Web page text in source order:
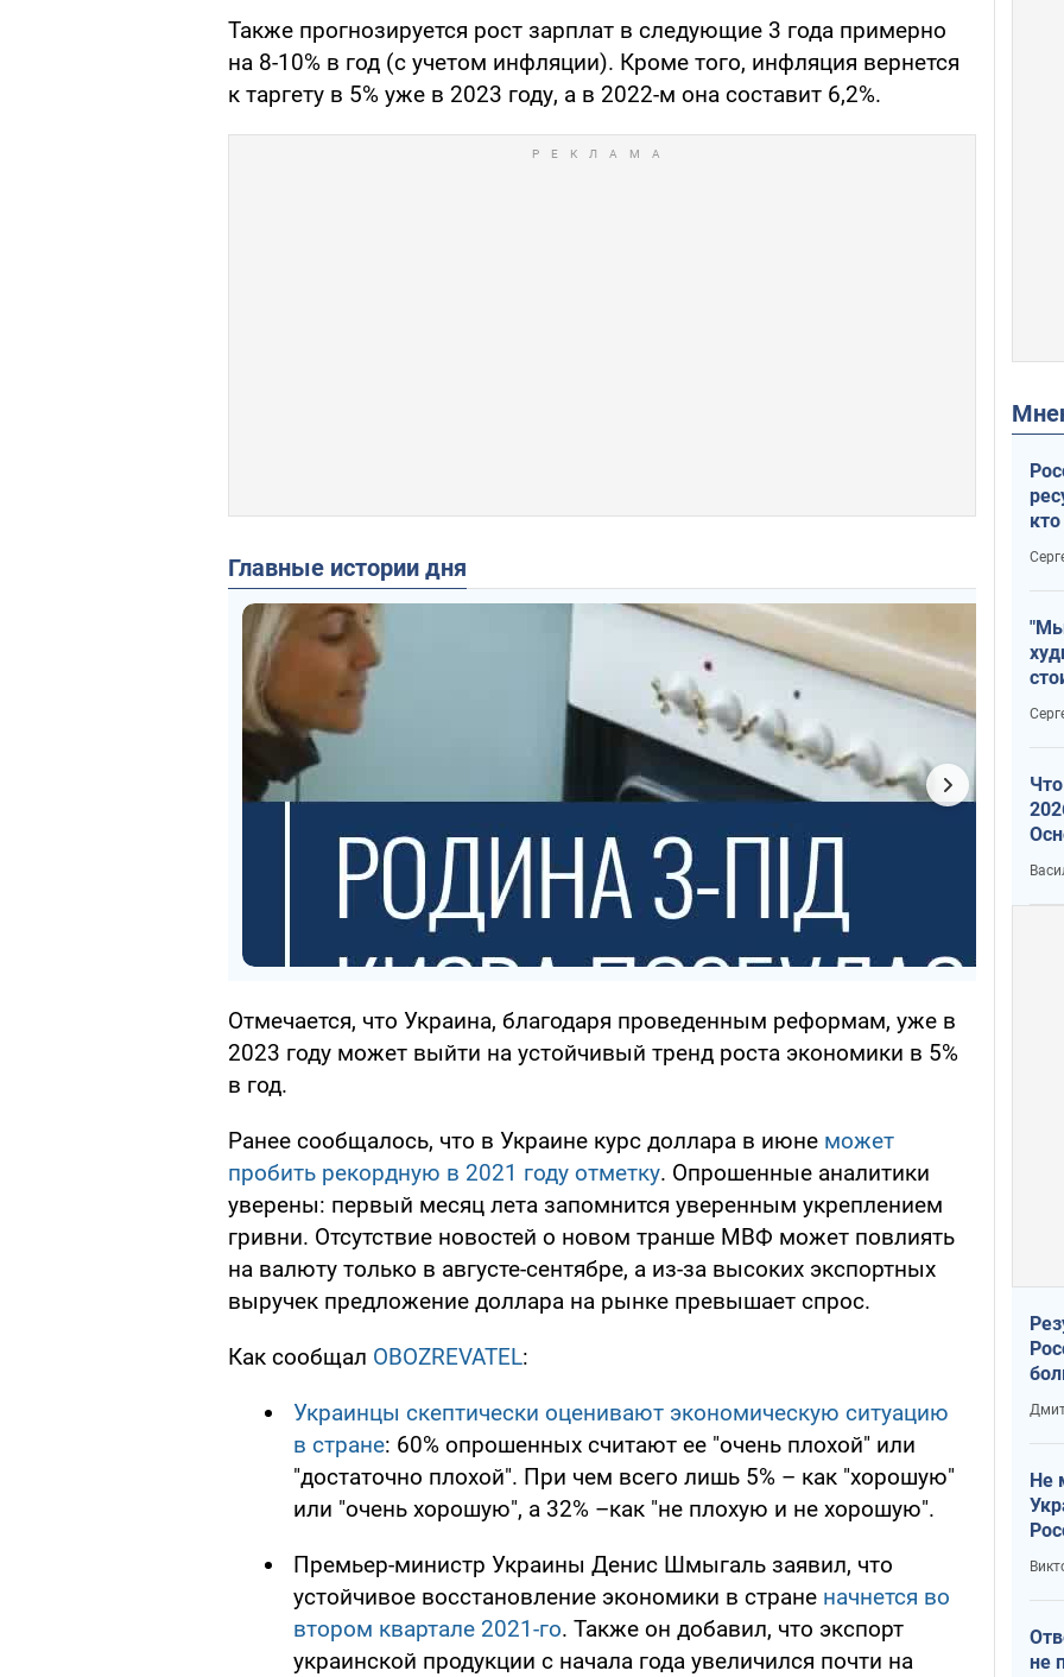
Также прогнозируется рост зарплат в следующие 3 года примерно
на 8-10% в год (с учетом инфляции). Кроме того, инфляция вернется
к таргету в 5% уже в 2023 году, а в 2022-м она составит 6,2%.
Главные истории дня
Отмечается, что Украина, благодаря проведенным реформам, уже в
2023 году может выйти на устойчивый тренд роста экономики в 5%
в год.
Ранее сообщалось, что в Украине курс доллара в июне может
пробить рекордную в 2021 году отметку. Опрошенные аналитики
уверены: первый месяц лета запомнится уверенным укреплением
гривни. Отсутствие новостей о новом транше МВФ может повлиять
на валюту только в августе-сентябре, а из-за высоких экспортных
выручек предложение доллара на рынке превышает спрос.
Как сообщал OBOZREVATEL:
Украинцы скептически оценивают экономическую ситуацию
в стране: 60% опрошенных считают ее "очень плохой" или
"достаточно плохой". При чем всего лишь 5% – как "хорошую"
или "очень хорошую", а 32% –как "не плохую и не хорошую".
Премьер-министр Украины Денис Шмыгаль заявил, что
устойчивое восстановление экономики в стране начнется во
втором квартале 2021-го. Также он добавил, что экспорт
украинской продукции с начала года увеличился почти на
Не
не